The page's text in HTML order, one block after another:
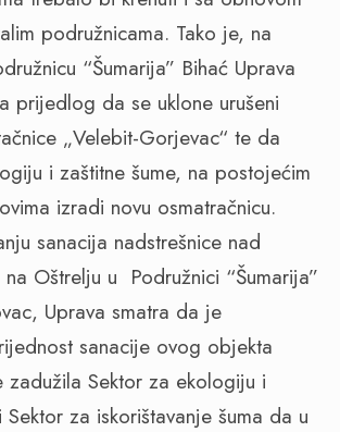
podružnicama. Tako je, na
“Šumarija” Bihać Uprava
prijedlog da se uklone urušeni
„Velebit-Gorjevac“ te da
i zaštitne šume, na postojećim
izradi novu osmatračnicu.
sanacija nadstrešnice nad
Oštrelju u Podružnici “Šumarija”
Uprava smatra da je
sanacije ovog objekta
zadužila Sektor za ekologiju i
Sektor za iskorištavanje šuma da u